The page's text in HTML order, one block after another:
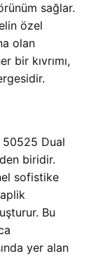
sağlar.
özel
olan
bir kıvrımı,
50525 Dual
biridir.
sofistike
Bu
yer alan